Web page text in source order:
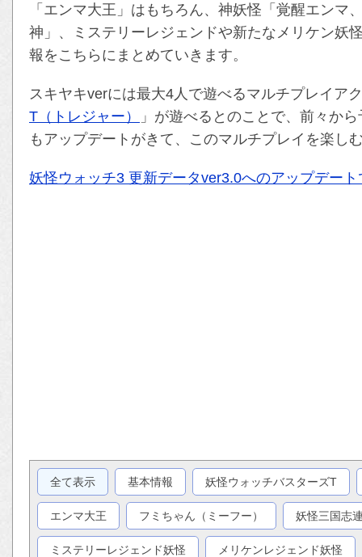
「エンマ大王」はもちろん、神妖怪「覚醒エンマ
神」、ミステリーレジェンドや新たなメリケン妖
報をこちらにまとめていきます。
スキヤキverには最大4人で遊べるマルチプレイア
T（トレジャー）
」が遊べるとのことで、前々か
もアップデートがきて、このマルチプレイを楽し
妖怪ウォッチ3 更新データver3.0へのアップデー
全て表示 基本情報 妖怪ウォッチバスターズT
エンマ大王 フミちゃん（ミーフー） 妖怪三国志
ミステリーレジェンド妖怪 メリケンレジェンド妖怪